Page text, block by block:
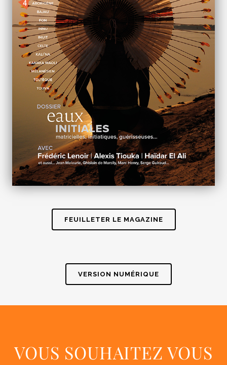
FEUILLETER LE MAGAZINE
VERSION NUMÉRIQUE
VOUS SOUHAITEZ VOUS